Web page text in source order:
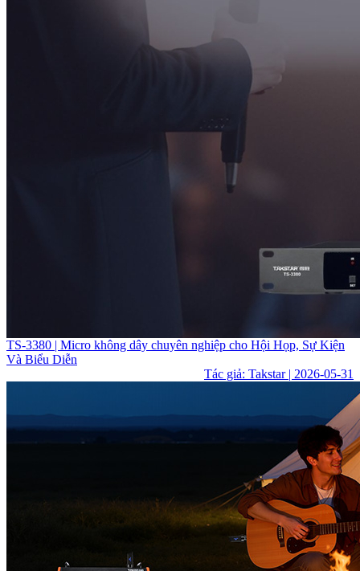
TS-3380 | Micro không dây chuyên nghiệp cho Hội Họp, Sự Kiện
Và Biểu Diễn
Tác giả: Takstar | 2026-05-31